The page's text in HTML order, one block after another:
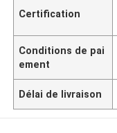
Certification
Conditions de pai
ement
Délai de livraison